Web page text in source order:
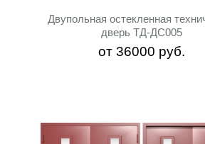
Двупольная остекленная
дверь ТД-ДС005
от36000 руб.